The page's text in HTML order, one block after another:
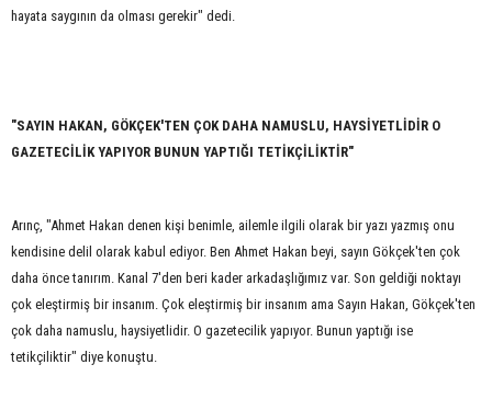
hayata saygının da olması gerekir" dedi.
"SAYIN HAKAN, GÖKÇEK'TEN ÇOK DAHA NAMUSLU, HAYSİYETLİDİR O
GAZETECİLİK YAPIYOR BUNUN YAPTIĞI TETİKÇİLİKTİR"
Arınç, "Ahmet Hakan denen kişi benimle, ailemle ilgili olarak bir yazı yazmış onu
kendisine delil olarak kabul ediyor. Ben Ahmet Hakan beyi, sayın Gökçek'ten çok
daha önce tanırım. Kanal 7'den beri kader arkadaşlığımız var. Son geldiği noktayı
çok eleştirmiş bir insanım. Çok eleştirmiş bir insanım ama Sayın Hakan, Gökçek'ten
çok daha namuslu, haysiyetlidir. O gazetecilik yapıyor. Bunun yaptığı ise
tetikçiliktir" diye konuştu.